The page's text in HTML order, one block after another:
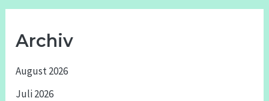
Archiv
August 2026
Juli 2026